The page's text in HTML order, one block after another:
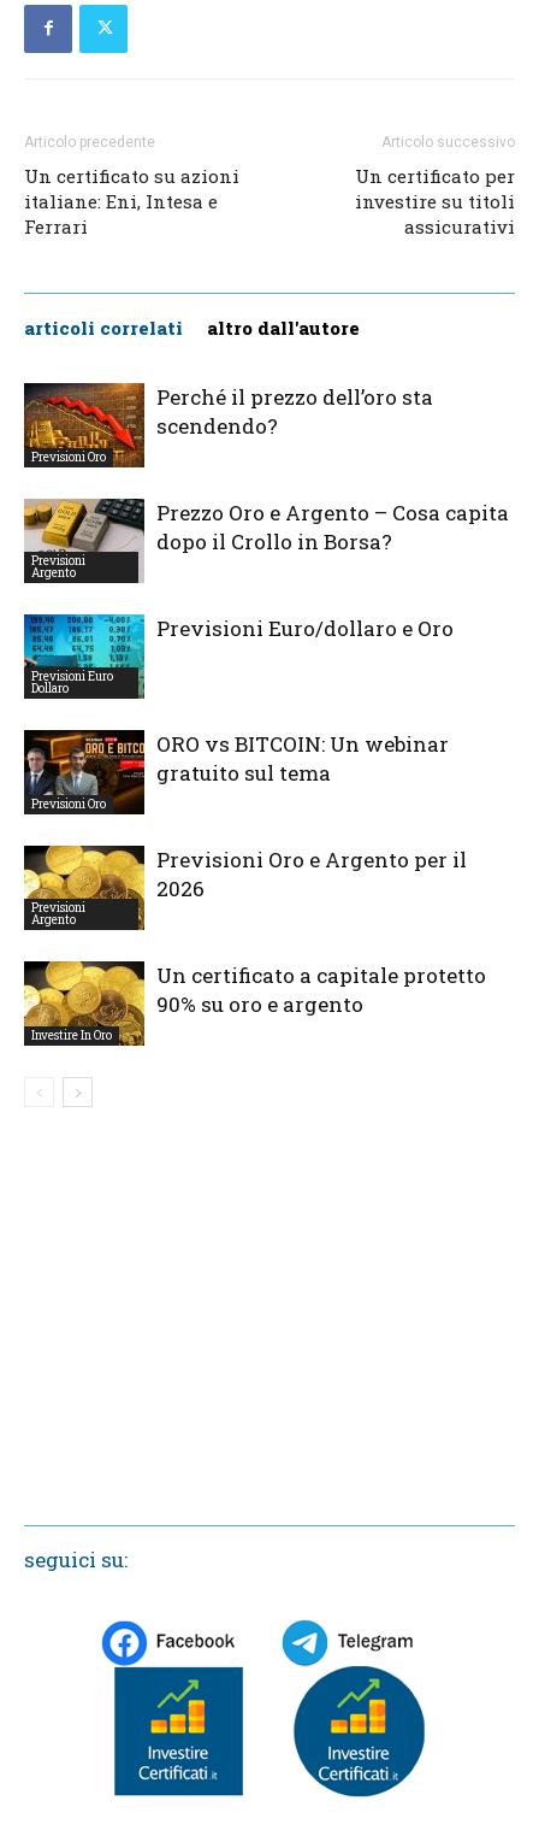
Articolo precedente
Un certificato su azioni
italiane: Eni, Intesa e
Ferrari
Articolo successivo
Un certificato per
investire su titoli
assicurativi
articoli correlati altro dall'autore
Previsioni Oro
Perché il prezzo dell’oro sta
scendendo?
Previsioni
Argento
Prezzo Oro e Argento – Cosa capita
dopo il Crollo in Borsa?
Previsioni Euro
Dollaro
Previsioni Euro/dollaro e Oro
Previsioni Oro
ORO vs BITCOIN: Un webinar
gratuito sul tema
Previsioni
Argento
Previsioni Oro e Argento per il
2026
Investire In Oro
Un certificato a capitale protetto
90% su oro e argento
seguici su: